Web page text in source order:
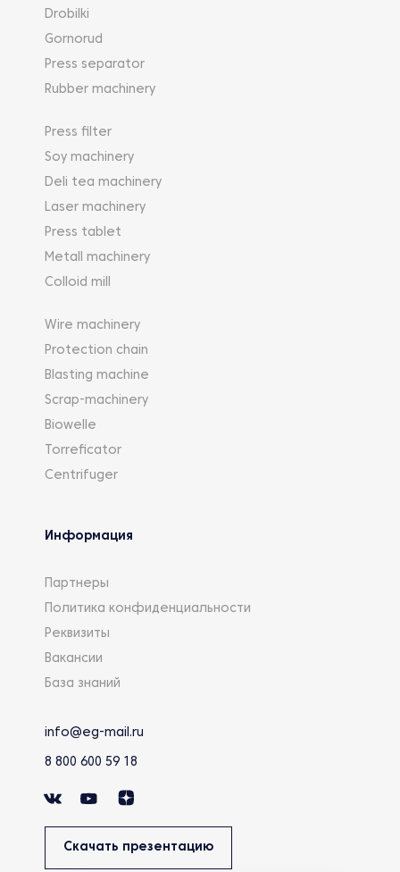
Drobilki
Gornorud
Press separator
Rubber machinery
Press filter
Soy machinery
Deli tea machinery
Laser machinery
Press tablet
Metall machinery
Colloid mill
Wire machinery
Protection chain
Blasting machine
Scrap-machinery
Biowelle
Torreficator
Centrifuger
Информация
Партнеры
Политика конфиденциальности
Реквизиты
Вакансии
База знаний
info@eg-mail.ru
8 800 600 59 18
Скачать презентацию